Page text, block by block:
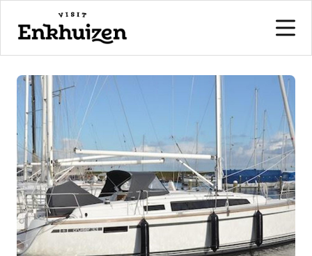
naar de inhoud